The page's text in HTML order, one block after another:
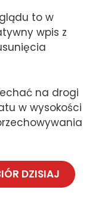
to w
wpis z
na drogi
w wysokości
DZISIAJ